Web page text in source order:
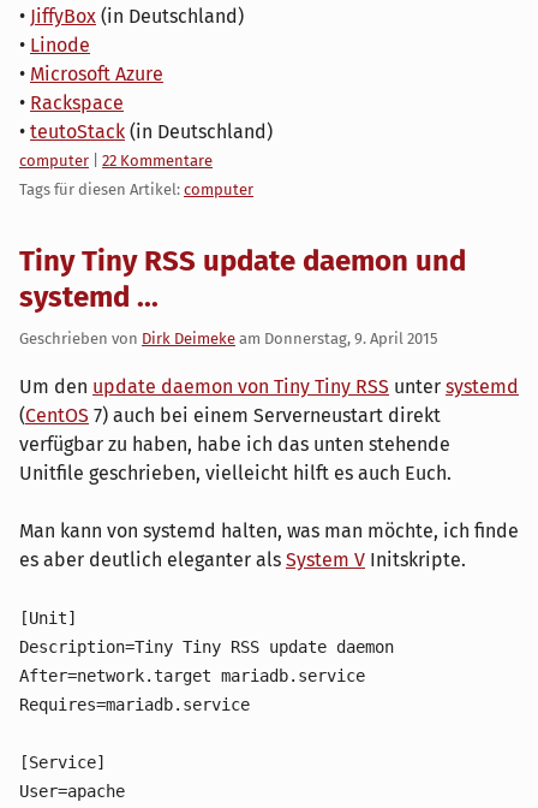
• JiffyBox (in Deutschland)
• Linode
• Microsoft Azure
• Rackspace
• teutoStack (in Deutschland)
Kategorien:
computer
22 Kommentare
Tags für diesen Artikel: computer
Tiny Tiny RSS update daemon und
systemd ...
Geschrieben von Dirk Deimeke am Donnerstag, 9. April 2015
Um den update daemon von Tiny Tiny RSS unter systemd
(CentOS 7) auch bei einem Serverneustart direkt
verfügbar zu haben, habe ich das unten stehende
Unitfile geschrieben, vielleicht hilft es auch Euch.
Man kann von systemd halten, was man möchte, ich finde
es aber deutlich eleganter als System V Initskripte.
[Unit]
Description=Tiny Tiny RSS update daemon
After=network.target mariadb.service
Requires=mariadb.service
[Service]
User=apache